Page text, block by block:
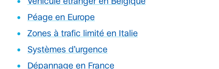
Péage en Europe
Zones à trafic limité en Italie
Systèmes d’urgence
Dépannage en France